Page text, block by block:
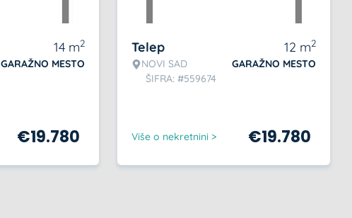
14 m2
GARAŽNO MESTO
€19.780
Telep
NOVI SAD
ŠIFRA: #559674
12 m2
GARAŽNO MESTO
Više o nekretnini > €19.780